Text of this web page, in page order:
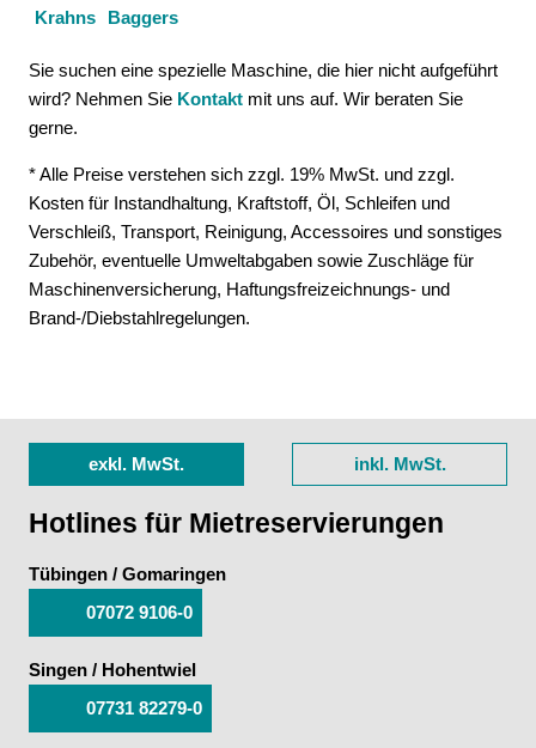
Sie suchen eine spezielle Maschine, die hier nicht aufgeführt
wird? Nehmen Sie Kontakt mit uns auf. Wir beraten Sie
gerne.
* Alle Preise verstehen sich zzgl. 19% MwSt. und zzgl.
Kosten für Instandhaltung, Kraftstoff, Öl, Schleifen und
Verschleiß, Transport, Reinigung, Accessoires und sonstiges
Zubehör, eventuelle Umweltabgaben sowie Zuschläge für
Maschinenversicherung, Haftungsfreizeichnungs- und
Brand-/Diebstahlregelungen.
exkl. MwSt. inkl. MwSt.
Hotlines für Mietreservierungen
Tübingen / Gomaringen
07072 9106-0
Singen / Hohentwiel
07731 82279-0